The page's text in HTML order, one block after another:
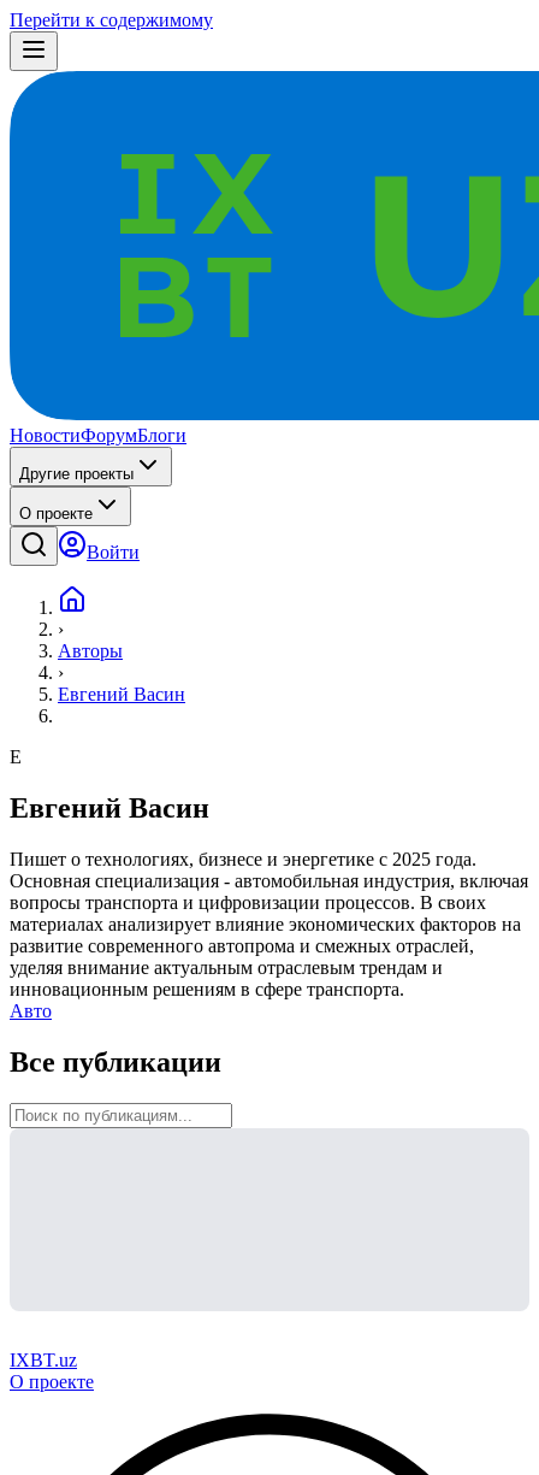
Перейти к содержимому
НовостиФорумБлоги
Другие проекты
О проекте
Войти
›
Авторы
›
Евгений Васин
Е
Евгений Васин
Пишет о технологиях, бизнесе и энергетике с 2025 года.
Основная специализация - автомобильная индустрия, включая
вопросы транспорта и цифровизации процессов. В своих
материалах анализирует влияние экономических факторов на
развитие современного автопрома и смежных отраслей,
уделяя внимание актуальным отраслевым трендам и
инновационным решениям в сфере транспорта.
Авто
Все публикации
IXBT.uz
О проекте